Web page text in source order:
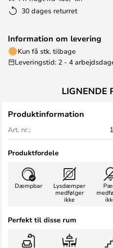
30 dages returret
Information om levering
Kun få stk. tilbage
Leveringstid: 2 - 4
LIGNENDE
Produktinformation
Art. nr.:
Produktfordele
Dæmpbar
Lysdæmper
medfølger
ikke
Perfekt til disse rum